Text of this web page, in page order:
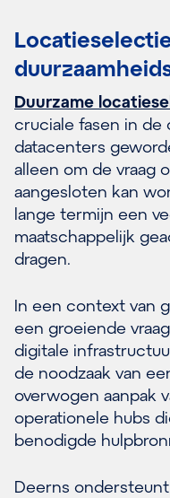
Duurzame
cruciale fasen in de
datacenters
alleen om de vraag
aangesloten kan
lange termijn een
maatschappelijk
dragen.
In een context van
een groeiende
digitale
de noodzaak van
overwogen aanpak
operationele hubs
benodigde
Deerns